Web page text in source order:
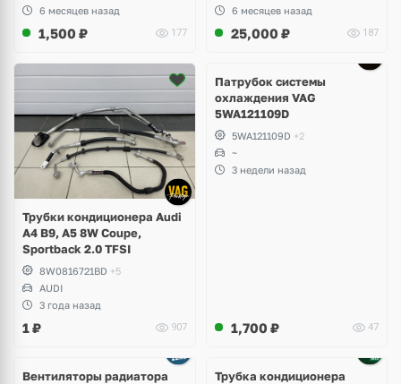
6 месяцев назад
1,500 ₽ 177
6 месяцев назад
25,000 ₽ 187
Трубки кондиционера Audi
A4 B9, A5 8W Coupe,
Sportback 2.0 TFSI
8W0816721BD +5
AUDI
3 года назад
1₽ 907
Патрубок системы
охлаждения VAG
5WA121109D
5WA121109D +2
~
3 недели назад
1,700 ₽ 47
Вентиляторы радиатора Трубка кондиционера